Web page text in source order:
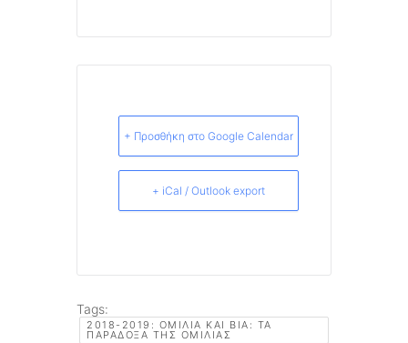
+ Προσθήκη στο Google Calendar
+ iCal / Outlook export
Tags:
2018-2019: ΟΜΙΛΊΑ ΚΑΙ ΒΊΑ: ΤΑ
ΠΑΡΆΔΟΞΑ ΤΗΣ ΟΜΙΛΊΑΣ